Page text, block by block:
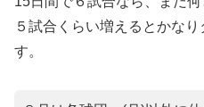
５試合くらい増えるとかな
す。